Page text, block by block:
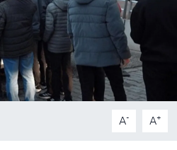
A- A+